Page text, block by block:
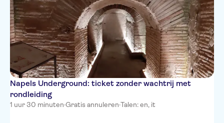
Napels Underground: ticket zonder wachtrij met
rondleiding
1 uur 30 minuten·Gratis annuleren·Talen: en, it